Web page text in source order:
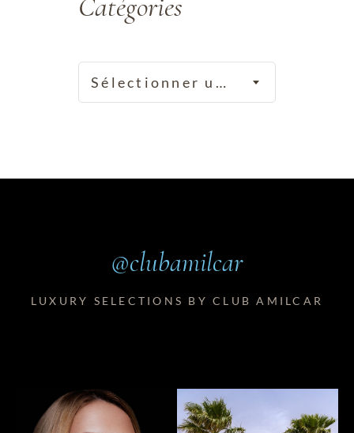
Sélectionner une catégorie
@clubamilcar
LUXURY SELECTIONS BY CLUB AMILCAR